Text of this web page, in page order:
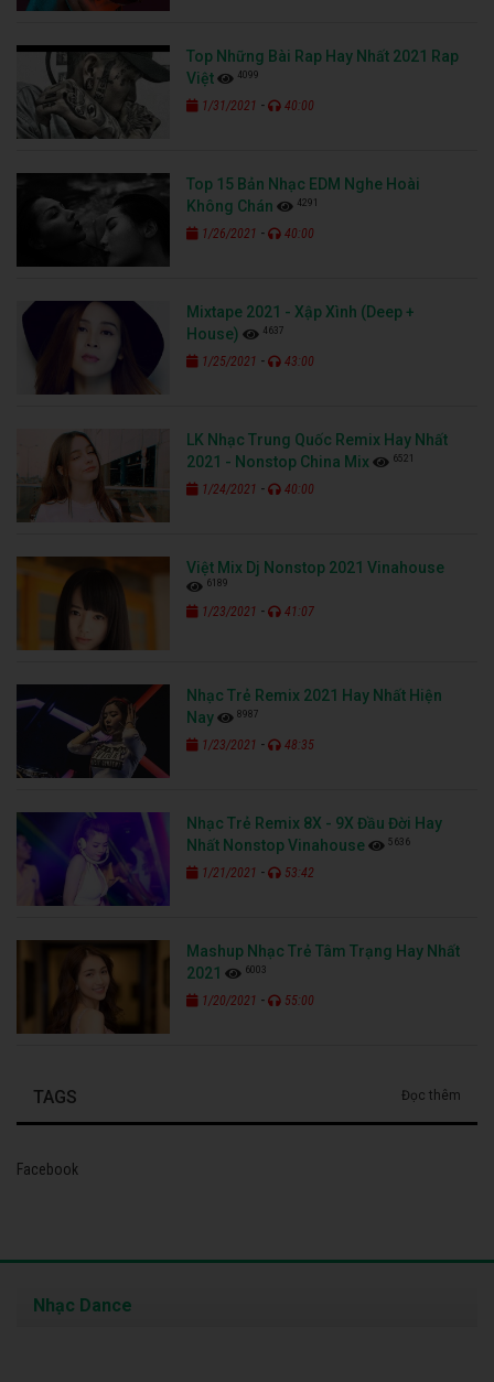
Top Những Bài Rap Hay Nhất 2021 Rap
Việt
4099
1/31/2021 - 40:00
Top 15 Bản Nhạc EDM Nghe Hoài
Không Chán
4291
1/26/2021 - 40:00
Mixtape 2021 - Xập Xình (Deep +
House)
4637
1/25/2021 - 43:00
LK Nhạc Trung Quốc Remix Hay Nhất
2021 - Nonstop China Mix
6521
1/24/2021 - 40:00
Việt Mix Dj Nonstop 2021 Vinahouse
6189
1/23/2021 - 41:07
Nhạc Trẻ Remix 2021 Hay Nhất Hiện
Nay
8987
1/23/2021 - 48:35
Nhạc Trẻ Remix 8X - 9X Đầu Đời Hay
Nhất Nonstop Vinahouse
5636
1/21/2021 - 53:42
Mashup Nhạc Trẻ Tâm Trạng Hay Nhất
2021
6003
1/20/2021 - 55:00
TAGS Đọc thêm
Facebook
Nhạc Dance